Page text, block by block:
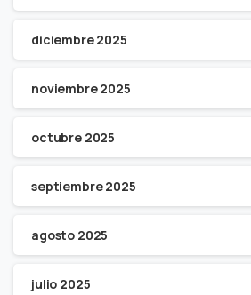
diciembre 2025
noviembre 2025
octubre 2025
septiembre 2025
agosto 2025
julio 2025